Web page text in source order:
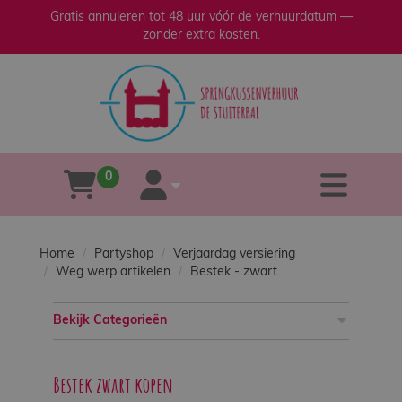
Gratis annuleren tot 48 uur vóór de verhuurdatum —
zonder extra kosten.
winkelwagen
0
account
×sluiten
Verkoop
Over
Veilig
Home Partyshop
Verjaardag versiering
Weg werp artikelen
Bestek - zwart
Bekijk Categorieën
Bestek zwart kopen